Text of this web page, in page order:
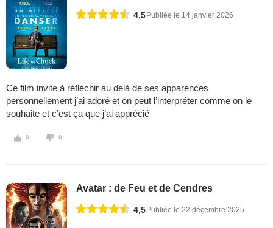
4,5 Publiée le 14 janvier 2026
Ce film invite à réfléchir au delà de ses apparences
personnellement j’ai adoré et on peut l’interpréter comme on le
souhaite et c’est ça que j’ai apprécié
0 0
Avatar : de Feu et de Cendres
4,5 Publiée le 22 décembre 2025